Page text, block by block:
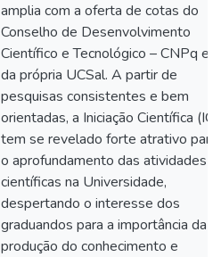
amplia com a oferta de cotas do
Conselho de Desenvolvimento
Científico e Tecnológico – CNPq e
da própria UCSal. A partir de
pesquisas consistentes e bem
orientadas, a Iniciação Científica (IC)
tem se revelado forte atrativo para
o aprofundamento das atividades
científicas na Universidade,
despertando o interesse dos
graduandos para a importância da
produção do conhecimento e